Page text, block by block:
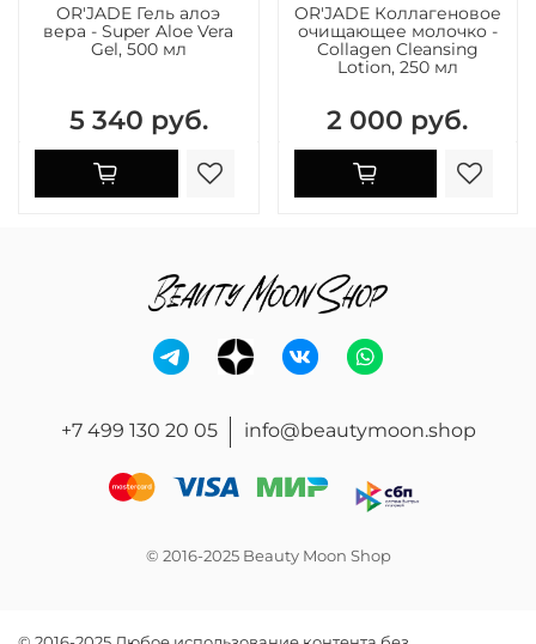
OR'JADE Гель алоэ
вера - Super Aloe Vera
Gel, 500 мл
5 340 руб.
OR'JADE Коллагеновое
очищающее молочко -
Collagen Cleansing
Lotion, 250 мл
2 000 руб.
+7 499 130 20 05 info@beautymoon.shop
© 2016-2025 Beauty Moon Shop